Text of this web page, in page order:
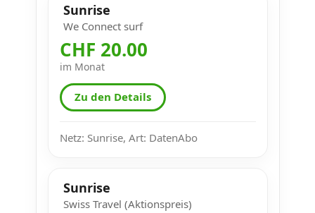
Sunrise
We Connect surf
CHF 20.00
im Monat
Zu den Details
Netz: Sunrise, Art: DatenAbo
Sunrise
Swiss Travel (Aktionspreis)